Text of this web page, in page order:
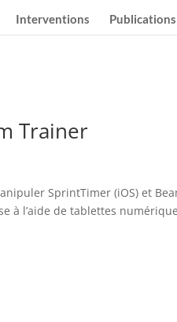
Interventions Publications
Trainer
SprintTimer (iOS) et
à l’aide de tablettes